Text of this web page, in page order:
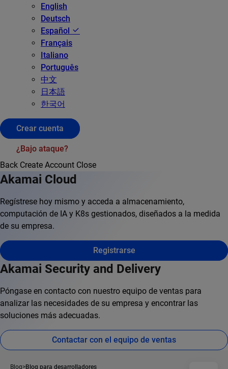
English
Deutsch
Español
Français
Italiano
Português
中文
日本語
한국어
Crear cuenta
¿Bajo ataque?
Back Create Account Close
Akamai Cloud
Regístrese hoy mismo y acceda a almacenamiento,
computación de IA y K8s gestionados, diseñados a la medida
de su empresa.
Registrarse
Akamai Security and Delivery
Póngase en contacto con nuestro equipo de ventas para
analizar las necesidades de su empresa y encontrar las
soluciones más adecuadas.
Contactar con el equipo de ventas
Blog Blog para desarrolladores